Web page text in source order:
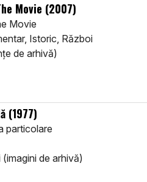
Movie (2007)
Movie
Istoric, Război
de arhivă)
(1977)
particolare
(imagini de arhivă)